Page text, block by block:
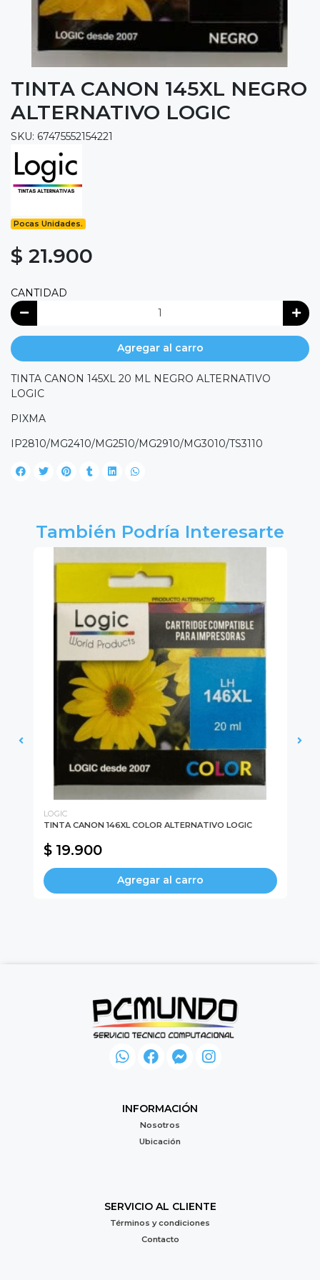
TINTA CANON 145XL NEGRO
ALTERNATIVO LOGIC
SKU: 67475552154221
Pocas Unidades.
$ 21.900
CANTIDAD
Agregar al carro
TINTA CANON 145XL 20 ML NEGRO ALTERNATIVO
LOGIC
PIXMA
IP2810/MG2410/MG2510/MG2910/MG3010/TS3110
También Podría Interesarte
LOGIC
TINTA CANON 146XL COLOR ALTERNATIVO LOGIC
$ 19.900
Agregar al carro
INFORMACIÓN
Nosotros
Ubicación
SERVICIO AL CLIENTE
Términos y condiciones
Contacto